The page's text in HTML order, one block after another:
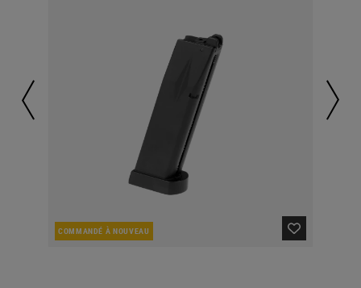
COMMANDÉ À NOUVEAU